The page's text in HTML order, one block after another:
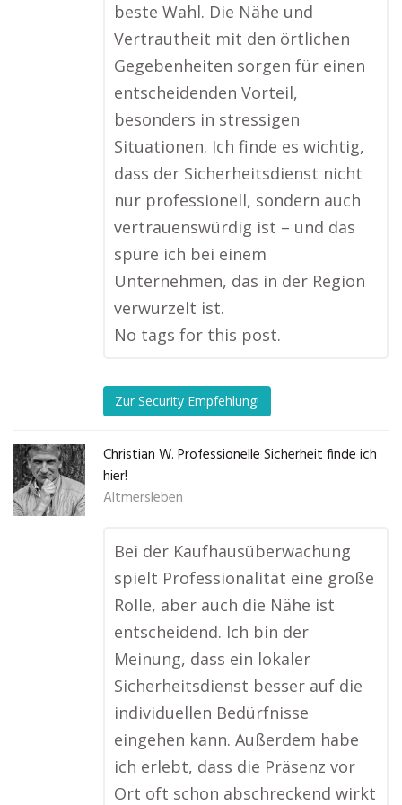
beste Wahl. Die Nähe und
Vertrautheit mit den örtlichen
Gegebenheiten sorgen für einen
entscheidenden Vorteil,
besonders in stressigen
Situationen. Ich finde es wichtig,
dass der Sicherheitsdienst nicht
nur professionell, sondern auch
vertrauenswürdig ist – und das
spüre ich bei einem
Unternehmen, das in der Region
verwurzelt ist.
No tags for this post.
Zur Security Empfehlung!
Christian W. Professionelle Sicherheit finde ich
hier!
Altmersleben
Bei der Kaufhausüberwachung
spielt Professionalität eine große
Rolle, aber auch die Nähe ist
entscheidend. Ich bin der
Meinung, dass ein lokaler
Sicherheitsdienst besser auf die
individuellen Bedürfnisse
eingehen kann. Außerdem habe
ich erlebt, dass die Präsenz vor
Ort oft schon abschreckend wirkt